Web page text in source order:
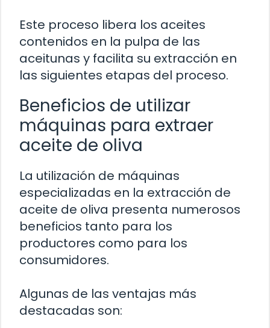
Este proceso libera los aceites
contenidos en la pulpa de las
aceitunas y facilita su extracción en
las siguientes etapas del proceso.
Beneficios de utilizar
máquinas para extraer
aceite de oliva
La utilización de máquinas
especializadas en la extracción de
aceite de oliva presenta numerosos
beneficios tanto para los
productores como para los
consumidores.
Algunas de las ventajas más
destacadas son: